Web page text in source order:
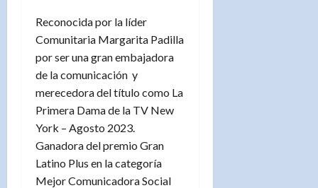
Reconocida por la líder
Comunitaria Margarita Padilla
por ser una gran embajadora
de la comunicación y
merecedora del título como La
Primera Dama de la TV New
York – Agosto 2023.
Ganadora del premio Gran
Latino Plus en la categoría
Mejor Comunicadora Social